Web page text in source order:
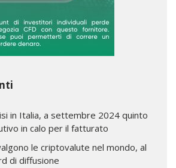
in Italia, a settembre 2024 quinto
in calo per il fatturato
le criptovalute nel mondo, al
di diffusione